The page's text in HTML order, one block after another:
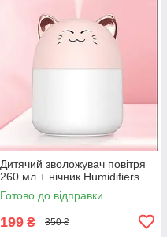
Дитячий зволожувач повітря
260 мл + нічник Humidifiers
Готово до відправки
199 ₴ 350 ₴